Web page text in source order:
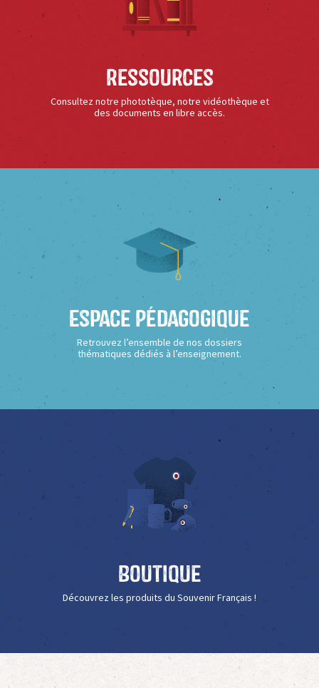
Ressources
Consultez notre phototèque, notre vidéothèque et
des documents en libre accès.
Espace Pédagogique
Retrouvez l’ensemble de nos dossiers
thématiques dédiés à l’enseignement.
Boutique
Découvrez les produits du Souvenir Français !